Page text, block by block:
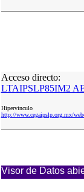
Acceso directo:
LTAIPSLP85IM2
Hipervinculo
http://www.cegaipslp.org.mx/
Visor de Datos